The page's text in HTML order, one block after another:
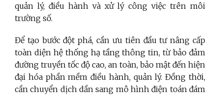
quản lý, điều hành và xử lý công việc trên môi
trường số.
Để tạo bước đột phá, cần ưu tiên đầu tư nâng cấp
toàn diện hệ thống hạ tầng thông tin, từ bảo đảm
đường truyền tốc độ cao, an toàn, bảo mật đến hiện
đại hóa phần mềm điều hành, quản lý. Đồng thời,
cần chuyển dịch dần sang mô hình điện toán đám